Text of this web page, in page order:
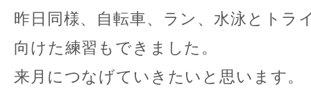
昨日同様、自転車、ラン、水泳とトラ
向けた練習もできました。
来月につなげていきたいと思います。